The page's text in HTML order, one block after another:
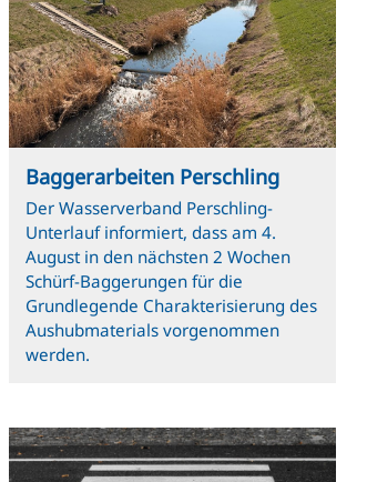
Baggerarbeiten Perschling
Der Wasserverband Perschling-
Unterlauf informiert, dass am 4.
August in den nächsten 2 Wochen
Schürf-Baggerungen für die
Grundlegende Charakterisierung des
Aushubmaterials vorgenommen
werden.